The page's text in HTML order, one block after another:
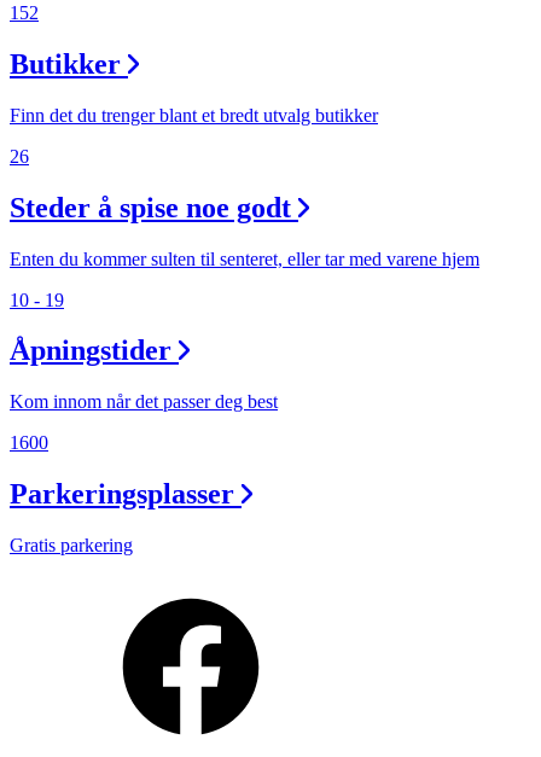
Magasin
152
Butikker
Finn det du trenger blant et bredt utvalg butikker
26
Steder å spise noe godt
Enten du kommer sulten til senteret, eller tar med varene hjem
10 - 19
Åpningstider
Kom innom når det passer deg best
1600
Parkeringsplasser
Gratis parkering